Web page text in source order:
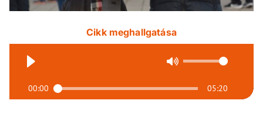
Cikk meghallgatása
00:00 05:20